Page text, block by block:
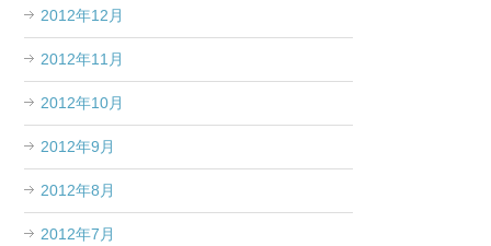
2012年12月
2012年11月
2012年10月
2012年9月
2012年8月
2012年7月